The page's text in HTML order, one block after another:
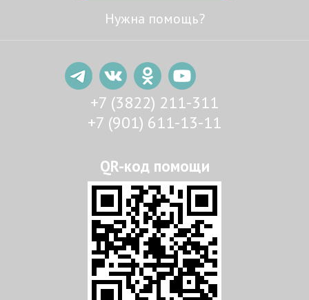
Нужна помощь?
+7 (3822) 211-311
+7 (901) 611-13-11